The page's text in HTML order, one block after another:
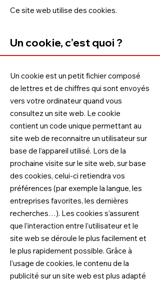
Ce site web utilise des cookies.
Un cookie, c’est quoi ?
Un cookie est un petit fichier composé
de lettres et de chiffres qui sont envoyés
vers votre ordinateur quand vous
consultez un site web. Le cookie
contient un code unique permettant au
site web de reconnaitre un utilisateur sur
base de l’appareil utilisé. Lors de la
prochaine visite sur le site web, sur base
des cookies, celui-ci retiendra vos
préférences (par exemple la langue, les
entreprises favorites, les dernières
recherches…). Les cookies s’assurent
que l’interaction entre l’utilisateur et le
site web se déroule le plus facilement et
le plus rapidement possible. Grâce à
l’usage de cookies, le contenu de la
publicité sur un site web est plus adapté